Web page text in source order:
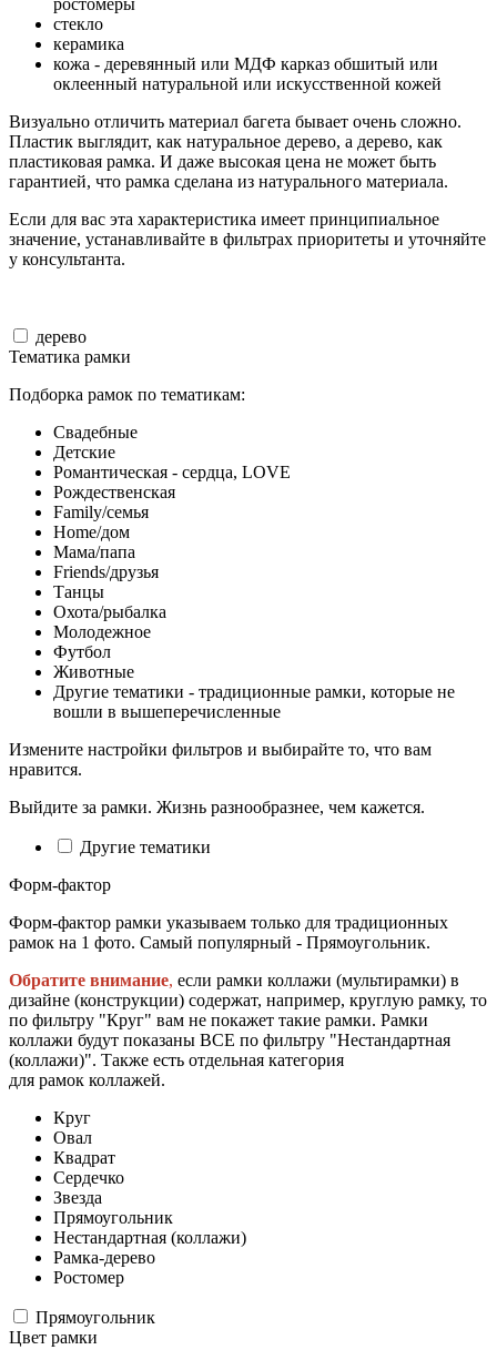
стекло
керамика
кожа - деревянный или МДФ карказ обшитый или
оклеенный натуральной или искусственной кожей
Визуально отличить материал багета бывает очень сложно.
Пластик выглядит, как натуральное дерево, а дерево, как
пластиковая рамка. И даже высокая цена не может быть
гарантией, что рамка сделана из натурального материала.
Если для вас эта характеристика имеет принципиальное
значение, устанавливайте в фильтрах приоритеты и уточняйте
у консультанта.
дерево
Тематика рамки
Подборка рамок по тематикам:
Свадебные
Детские
Романтическая - сердца, LOVE
Рождественская
Family/семья
Home/дом
Мама/папа
Friends/друзья
Танцы
Охота/рыбалка
Молодежное
Футбол
Животные
Другие тематики - традиционные рамки, которые не
вошли в вышеперечисленные
Измените настройки фильтров и выбирайте то, что вам
нравится.
Выйдите за рамки. Жизнь разнообразнее, чем кажется.
Другие тематики
Форм-фактор
Форм-фактор рамки указываем только для традиционных
рамок на 1 фото. Самый популярный - Прямоугольник.
Обратите внимание, если рамки коллажи (мультирамки) в
дизайне (конструкции) содержат, например, круглую рамку, то
по фильтру "Круг" вам не покажет такие рамки. Рамки
коллажи будут показаны ВСЕ по фильтру "Нестандартная
(коллажи)". Также есть отдельная категория
для рамок коллажей.
Круг
Овал
Квадрат
Сердечко
Звезда
Прямоугольник
Нестандартная (коллажи)
Рамка-дерево
Ростомер
Прямоугольник
Цвет рамки